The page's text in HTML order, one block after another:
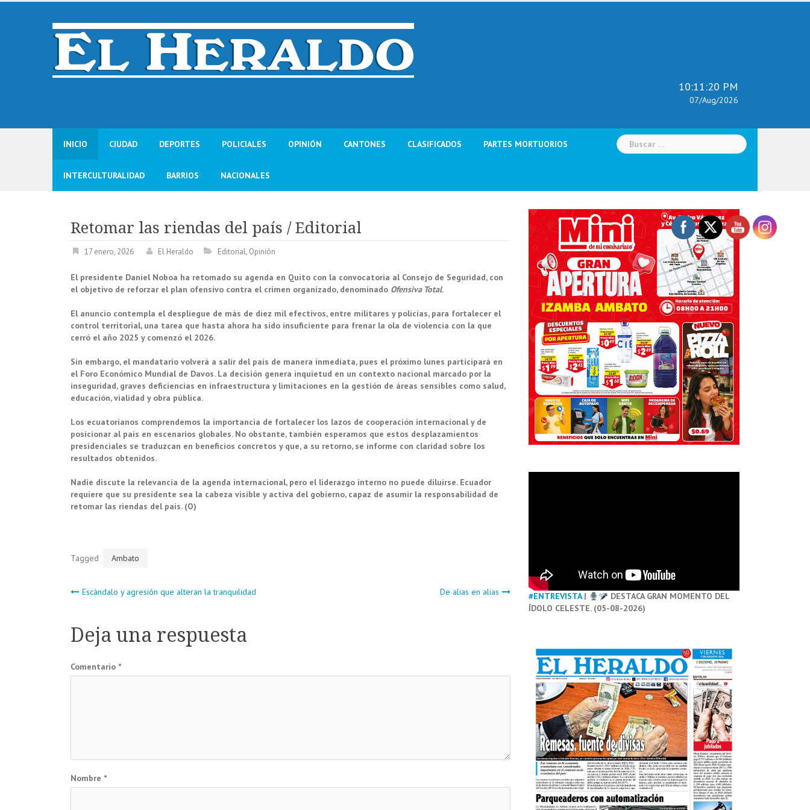
Skip
10:11:21 PM
07/Aug/2026
INICIO CIUDAD DEPORTES POLICIALES OPINIÓN CANTONES CLASIFICADOS PARTES MORTUORIOS
INTERCULTURALIDAD BARRIOS NACIONALES
Buscar:
Retomar las riendas del país / Editorial
17 enero, 2026 El Heraldo Editorial, Opinión
El presidente Daniel Noboa ha retomado su agenda en Quito con la convocatoria al Consejo de Seguridad, con
el objetivo de reforzar el plan ofensivo contra el crimen organizado, denominado Ofensiva Total.
El anuncio contempla el despliegue de más de diez mil efectivos, entre militares y policías, para fortalecer el
control territorial, una tarea que hasta ahora ha sido insuficiente para frenar la ola de violencia con la que
cerró el año 2025 y comenzó el 2026.
Sin embargo, el mandatario volverá a salir del país de manera inmediata, pues el próximo lunes participará en
el Foro Económico Mundial de Davos. La decisión genera inquietud en un contexto nacional marcado por la
inseguridad, graves deficiencias en infraestructura y limitaciones en la gestión de áreas sensibles como salud,
educación, vialidad y obra pública.
Los ecuatorianos comprendemos la importancia de fortalecer los lazos de cooperación internacional y de
posicionar al país en escenarios globales. No obstante, también esperamos que estos desplazamientos
presidenciales se traduzcan en beneficios concretos y que, a su retorno, se informe con claridad sobre los
resultados obtenidos.
Nadie discute la relevancia de la agenda internacional, pero el liderazgo interno no puede diluirse. Ecuador
requiere que su presidente sea la cabeza visible y activa del gobierno, capaz de asumir la responsabilidad de
retomar las riendas del país. (O)
Tagged Ambato
Navegación
de
entradas
Escándalo y agresión que alteran la tranquilidad De alias en alias
Deja una respuesta
Comentario *
Nombre *
#ENTREVISTA|
DESTACA GRAN MOMENTO DEL
ÍDOLO CELESTE. (05-08-2026)